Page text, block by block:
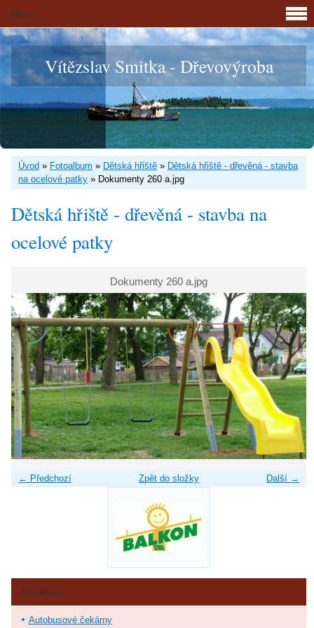
Vítězslav Smitka - Dřevovýroba
Úvod » Fotoalbum » Dětská hřiště » Dětská hřiště - dřevěná - stavba
na ocelové patky » Dokumenty 260 a.jpg
Dětská hřiště - dřevěná - stavba na
ocelové patky
Dokumenty 260 a.jpg
← Předchozí Další →
Zpět do složky
Menu
Fotoalbum
Autobusové čekárny